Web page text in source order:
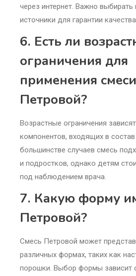
через интернет. Важно выбирать
источники для гарантии качества.
6. Есть ли
ограничения для
применения смеси
Петровой?
Возрастные ограничения
компонентов, входящих в
большинстве случаев смесь
и подростков, однако детям
под наблюдением врача.
7. Какую форму
Петровой?
Смесь Петровой может
различных формах, таких как
порошки. Выбор формы зависит